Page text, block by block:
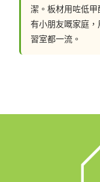
潔。板材用咗低
有小朋友嘅家庭
習室都一流。